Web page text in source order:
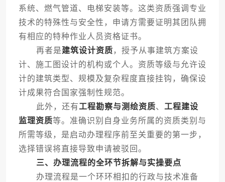
系统、燃气管道、电梯安装等。这类资质强调专业
技术的特殊性与安全性，申请方需要证明其团队拥
有相应的特种作业人员资格证书。
再者是建筑设计资质 ，授予从事建筑方案设
计、施工图设计的机构或个人。资质等级与允许设
计的建筑类型、规模及复杂程度直接挂钩，确保设
计成果符合国家强制性规范。
此外，还有工程勘察与测绘资质、 工程建设
监理资质等。准确识别自身业务所属的资质类别与
所需等级，是启动办理程序前至关重要的第一步，
选择错误将直接导致申请被驳回。
三、办理流程的全环节拆解与实操要点
办理流程是一个环环相扣的行政与技术准备